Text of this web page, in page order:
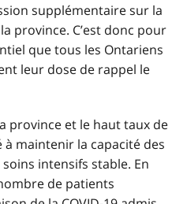
supplémentaire sur la
province. C’est donc pour
que tous les Ontariens
leur dose de rappel le
province et le haut taux de
maintenir la capacité des
intensifs stable. En
de patients